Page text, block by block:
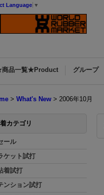
Language ▼
品一覧★Product グループ
> What's New > 2006年10月
カテゴリ
ール
ケット試打
着試打
ンション試打